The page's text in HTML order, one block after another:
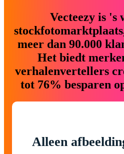
Vecteezy is 's
meer dan 90.000
Het biedt
verhalenvertellers
tot 76% besparen
Alleen